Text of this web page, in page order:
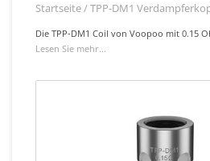
Startseite/TPP-DM1
Die TPP-DM1 Coil von Voopoo mit 0.15
Lesen Sie mehr...